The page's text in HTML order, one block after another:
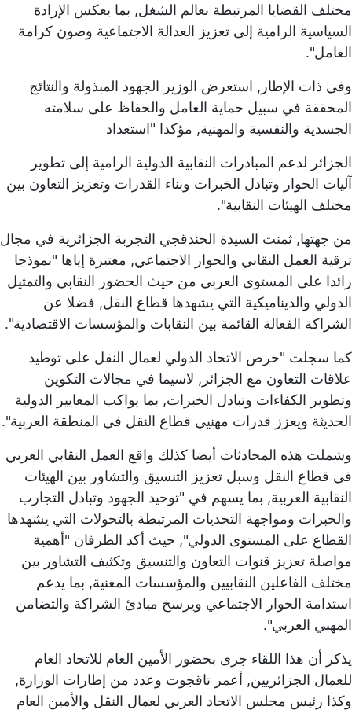
مختلف القضايا المرتبطة بعالم الشغل, بما يعكس الإرادة
السياسية الرامية إلى تعزيز العدالة الاجتماعية وصون كرامة
العامل".
وفي ذات الإطار, استعرض الوزير الجهود المبذولة والنتائج
المحققة في سبيل حماية العامل والحفاظ على سلامته
الجسدية والنفسية والمهنية, مؤكدا "استعداد
الجزائر لدعم المبادرات النقابية الدولية الرامية إلى تطوير
آليات الحوار وتبادل الخبرات وبناء القدرات وتعزيز التعاون بين
مختلف الهيئات النقابية".
من جهتها, ثمنت السيدة الخندقجي التجربة الجزائرية في مجال
ترقية العمل النقابي والحوار الاجتماعي, معتبرة إياها "نموذجا
رائدا على المستوى العربي من حيث الحضور النقابي والتمثيل
الدولي والديناميكية التي يشهدها قطاع النقل, فضلا عن
الشراكة الفعالة القائمة بين النقابات والمؤسسات الاقتصادية".
كما سجلت "حرص الاتحاد الدولي لعمال النقل على توطيد
علاقات التعاون مع الجزائر, لاسيما في مجالات التكوين
وتطوير الكفاءات وتبادل الخبرات, بما يواكب المعايير الدولية
الحديثة ويعزز قدرات مهنيي قطاع النقل في المنطقة العربية".
وشملت هذه المحادثات أيضا كذلك واقع العمل النقابي العربي
في قطاع النقل وسبل تعزيز التنسيق والتشاور بين الهيئات
النقابية العربية, بما يسهم في "توحيد الجهود وتبادل التجارب
والخبرات ومواجهة التحديات المرتبطة بالتحولات التي يشهدها
القطاع على المستوى الدولي", حيث أكد الطرفان "أهمية
مواصلة تعزيز قنوات التعاون والتنسيق وتكثيف التشاور بين
مختلف الفاعلين النقابيين والمؤسسات المعنية, بما يدعم
استدامة الحوار الاجتماعي ويرسخ مبادئ الشراكة والتضامن
المهني العربي".
يذكر أن هذا اللقاء جرى بحضور الأمين العام للاتحاد العام
للعمال الجزائريين, أعمر تاقجوت وعدد من إطارات الوزارة,
وكذا رئيس مجلس الاتحاد العربي لعمال النقل والأمين العام